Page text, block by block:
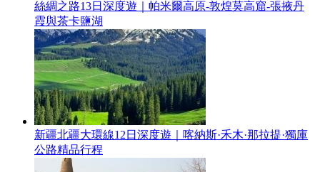
絲綢之路13日深度遊｜帕米爾高原-敦煌莫高窟-張掖丹
霞與茶卡鹽湖
新疆北疆大環線12日深度遊｜喀納斯·禾木·那拉提·獨庫
公路精品行程